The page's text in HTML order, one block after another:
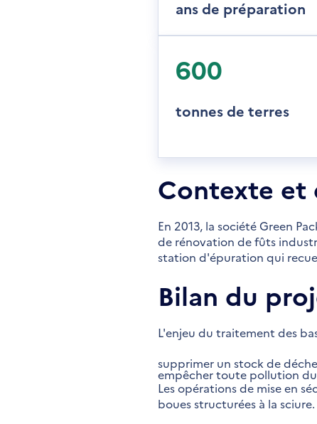
ans de préparation
600
tonnes de terres
Contexte et
En 2013, la société Green
de rénovation de fûts
station d'épuration qui
Bilan du
L'enjeu du traitement des
supprimer un stock de
empêcher toute pollution du
Les opérations de mise en
boues structurées à la sciure.